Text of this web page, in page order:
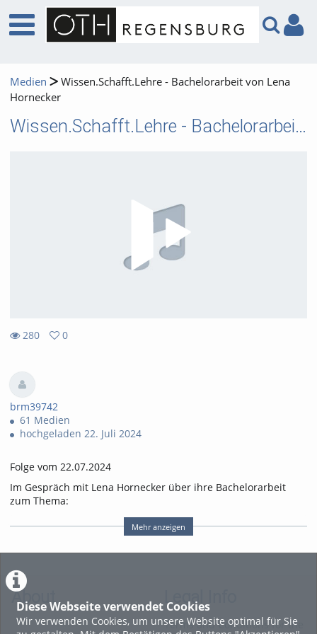
Diese Webseite verwendet Cookies
Wir verwenden Cookies, um unsere Website optimal für Sie
Medien
Wissen.Schafft.Lehre - Bachelorarbeit von Lena
Hornecker
Wissen.Schafft.Lehre - Bachelorarbeit von Lena Hornecker
280
0
brm39742
61 Medien
hochgeladen 22. Juli 2024
Folge vom 22.07.2024
Im Gespräch mit Lena Hornecker über ihre Bachelorarbeit
zum Thema:
"Think Tanks und Desinformation: Analyse der
Argumentationsstruktur von EIKE im Kontext der
Tags:
wissenschafftlehre
Mehr anzeigen
About Legal Info
Terms and Conditions for the